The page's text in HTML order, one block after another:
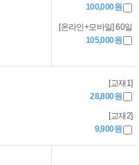
100,000원
[온라인+모바일] 60일
105,000원
[교재1]
28,800원
[교재2]
9,900원